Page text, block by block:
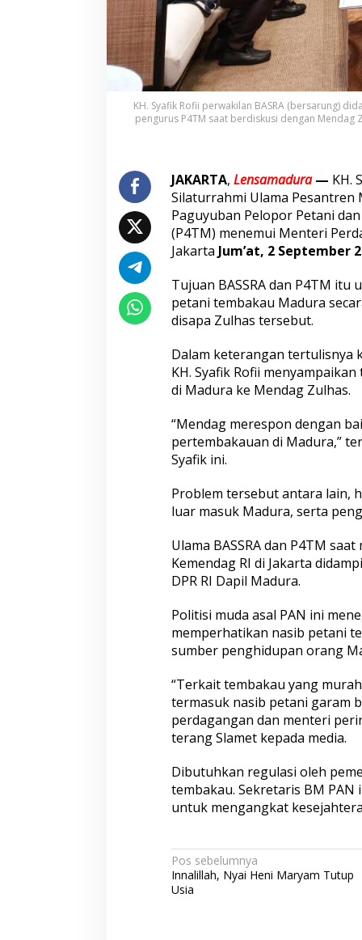
a
s
a
m
p
a
i
P
r
o
b
e
m
e
t
a
T
e
m
a
k
a
u
i
M
d
u
r
a
KH. Syafik Rofii perwakilan BASRA (bersarung)
pengurus P4TM saat berdiskusi dengan Mendag
JAKARTA, Lensamadura — KH.
Silaturrahmi Ulama Pesantren
Paguyuban Pelopor Petani
(P4TM) menemui Menteri
Jakarta Jum’at, 2 September
Tujuan BASSRA dan P4TM
petani tembakau Madura
disapa Zulhas tersebut.
Dalam keterangan tertulisnya
KH. Syafik Rofii
di Madura ke Mendag Zulhas.
“Mendag merespon dengan
pertembakauan di Madura,”
Syafik ini.
Problem tersebut antara lain,
luar masuk Madura, serta
Ulama BASSRA dan P4TM
Kemendag RI di Jakarta
DPR RI Dapil Madura.
Politisi muda asal PAN ini
memperhatikan nasib petani
sumber penghidupan orang
“Terkait tembakau yang
termasuk nasib petani garam
perdagangan dan menteri
terang Slamet kepada media.
Dibutuhkan regulasi oleh
tembakau. Sekretaris BM
untuk mengangkat
N
a
Pos sebelumnya
Innalillah, Nyai Heni Maryam Tutup
Usia